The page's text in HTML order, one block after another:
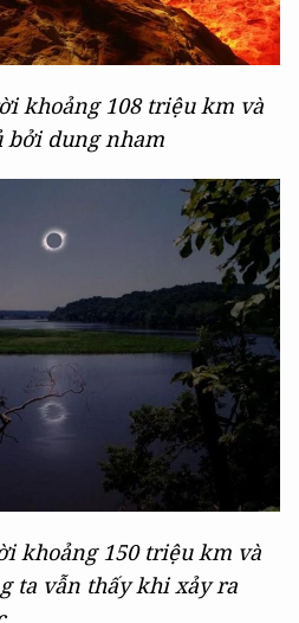
khoảng 108 triệu km và
bởi dung nham
khoảng 150 triệu km và
ta vẫn thấy khi xảy ra